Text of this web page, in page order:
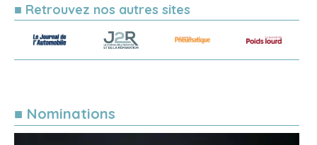
■ Retrouvez nos autres sites
■ Nominations